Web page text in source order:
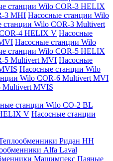
станции Wilo COR-3 HELIX
3 MHI Насосные станции Wilo
станции Wilo COR-3 Multivert
4 HELIX V Насосные
Насосные станции Wilo
станции Wilo COR-5 HELIX
5 Multivert MVI Насосные
Насосные станции Wilo
Wilo COR-6 Multivert MVI
Multivert MVIS
станции Wilo CO-2 BL
V Насосные станции
Ридан НН
Alfa Laval
Машимпекс Паяные